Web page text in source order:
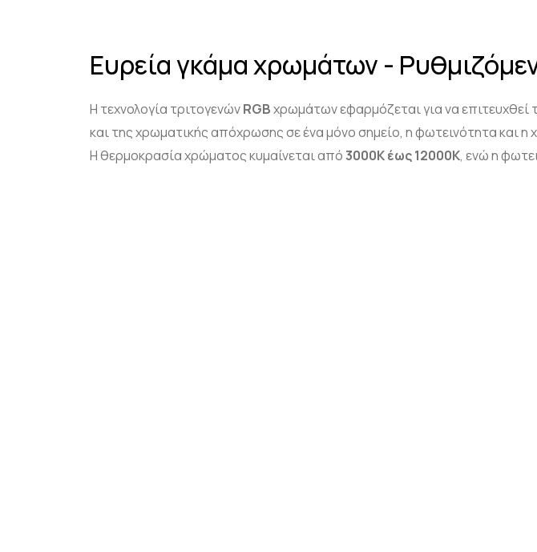
Ευρεία γκάμα χρωμάτων -
Η τεχνολογία τριτογενώνRGBχρωμάτων εφαρμόζεται για να
και της χρωματικής απόχρωσης σε ένα μόνο σημείο, η φωτεινότητα και
Η θερμοκρασία χρώματος κυμαίνεται από3000Kέως 12000K, ενώ η